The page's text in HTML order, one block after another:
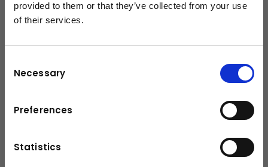
provided to them or that they’ve collected from your use
of their services.
Selection
Necessary
Preferences
Statistics
Technische Daten
Tragfähigkeit
1000 kg
Leistung / Drehmoment
2,2 kW
Vulkollan
1383 kg
Hubhöhe
705 mm
schließen